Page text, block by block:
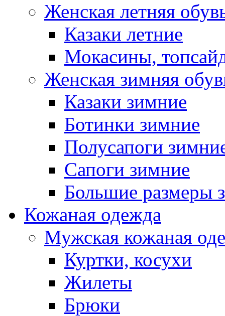
Женская летняя
Казаки летние
Мокасины,
Женская зимняя
Казаки зимние
Ботинки зимние
Полусапоги
Сапоги зимние
Большие размеры
Кожаная одежда
Мужская кожаная
Куртки, косухи
Жилеты
Брюки